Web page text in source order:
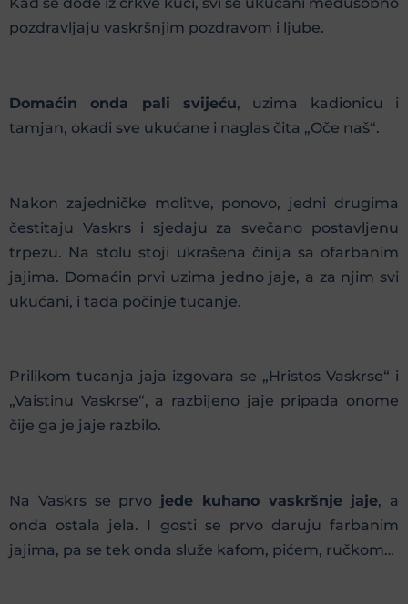
pozdravljaju vaskršnjim pozdravom i ljube.
Domaćin onda pali svijeću, uzima kadionicu i
tamjan, okadi sve ukućane i naglas čita „Oče naš“.
Nakon zajedničke molitve, ponovo, jedni drugima
čestitaju Vaskrs i sjedaju za svečano postavljenu
trpezu. Na stolu stoji ukrašena činija sa ofarbanim
jajima. Domaćin prvi uzima jedno jaje, a za njim svi
ukućani, i tada počinje tucanje.
Prilikom tucanja jaja izgovara se „Hristos Vaskrse“ i
„Vaistinu Vaskrse“, a razbijeno jaje pripada onome
čije ga je jaje razbilo.
Na Vaskrs se prvo jede kuhano vaskršnje jaje, a
onda ostala jela. I gosti se prvo daruju farbanim
jajima, pa se tek onda služe kafom, pićem, ručkom…